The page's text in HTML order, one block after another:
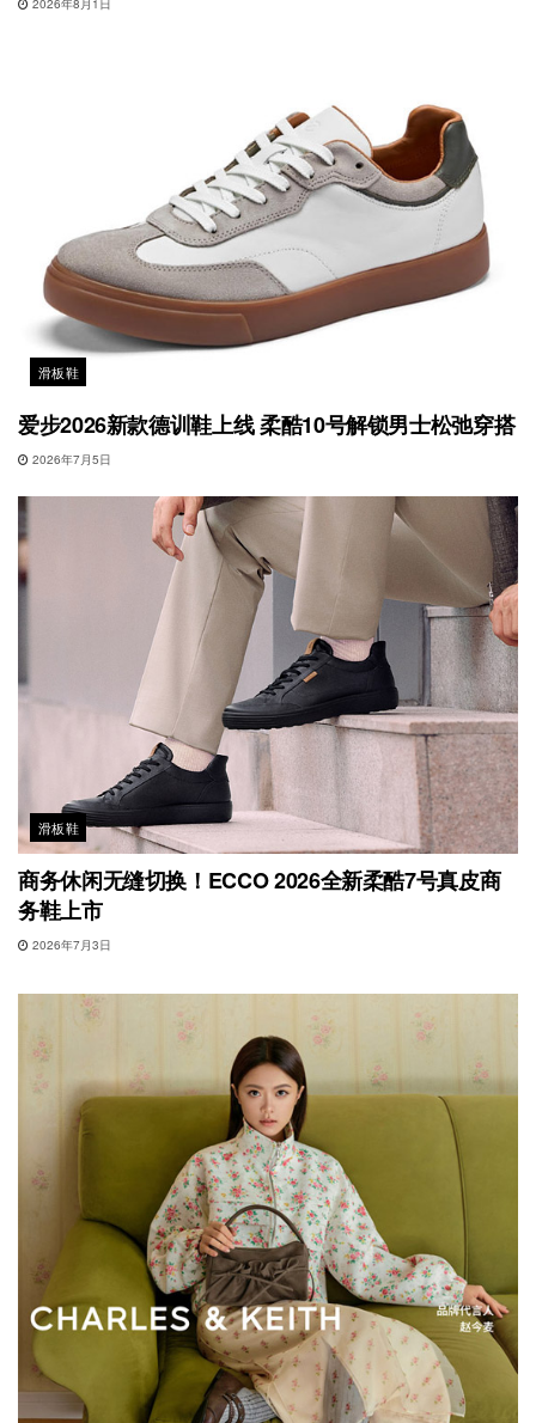
2026年8月1日
滑板鞋
爱步2026新款德训鞋上线 柔酷10号解锁男士松弛穿搭
2026年7月5日
滑板鞋
商务休闲无缝切换！ECCO 2026全新柔酷7号真皮商
务鞋上市
2026年7月3日